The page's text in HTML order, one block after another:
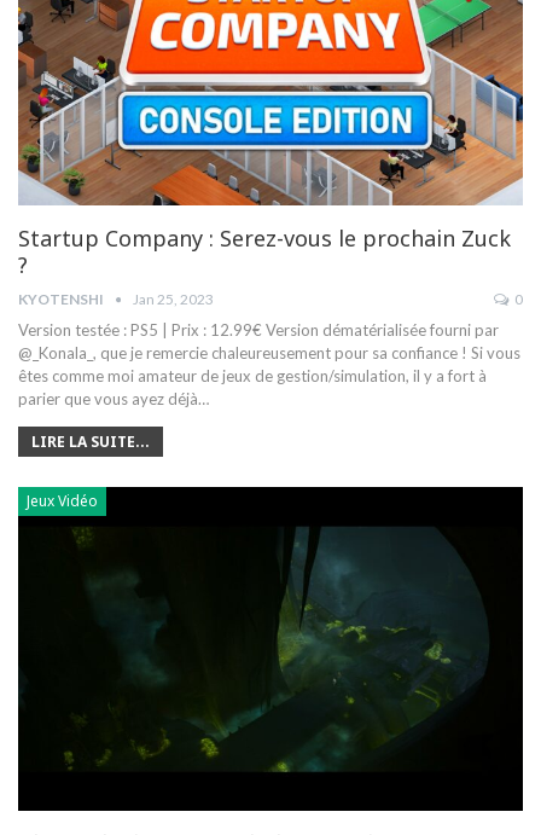
Startup Company : Serez-vous le prochain Zuck
?
KYOTENSHI Jan 25, 2023 0
Version testée : PS5 | Prix : 12.99€ Version dématérialisée fourni par
@_Konala_, que je remercie chaleureusement pour sa confiance ! Si vous
êtes comme moi amateur de jeux de gestion/simulation, il y a fort à
parier que vous ayez déjà…
LIRE LA SUITE...
Jeux Vidéo